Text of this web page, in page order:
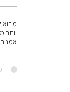
מבוא
יותר